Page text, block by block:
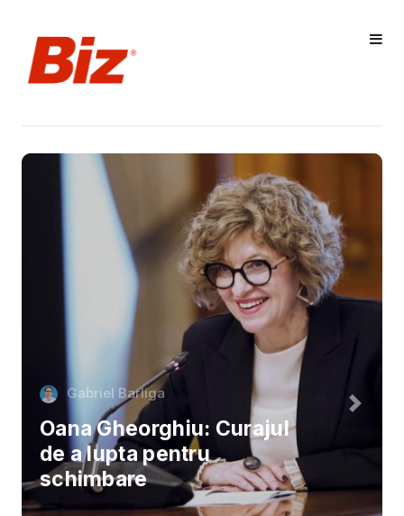
Gabriel Barliga
Oana Gheorghiu: Curajul
de a lupta pentru
schimbare